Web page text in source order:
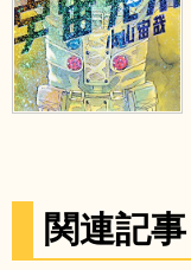
関連記事